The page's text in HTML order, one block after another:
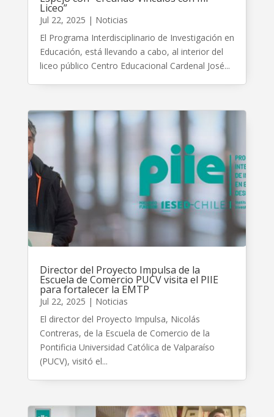
Liceo”
Jul 22, 2025 | Noticias
El Programa Interdisciplinario de Investigación en
Educación, está llevando a cabo, al interior del
liceo público Centro Educacional Cardenal José...
Director del Proyecto Impulsa de la
Escuela de Comercio PUCV visita el PIIE
para fortalecer la EMTP
Jul 22, 2025 | Noticias
El director del Proyecto Impulsa, Nicolás
Contreras, de la Escuela de Comercio de la
Pontificia Universidad Católica de Valparaíso
(PUCV), visitó el...